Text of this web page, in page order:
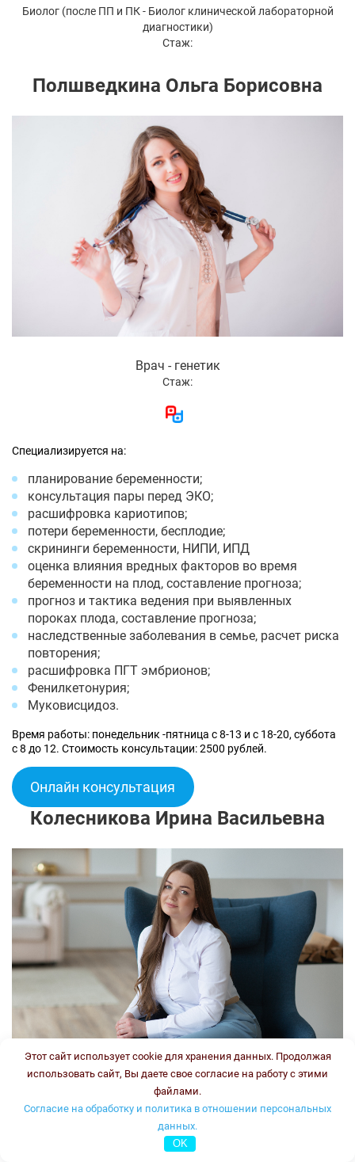
Биолог (после ПП и ПК - Биолог клинической лабораторной
диагностики)
Стаж:
Полшведкина Ольга Борисовна
Врач - генетик
Стаж:
Специализируется на:
планирование беременности;
консультация пары перед ЭКО;
расшифровка кариотипов;
потери беременности, бесплодие;
скрининги беременности, НИПИ, ИПД
оценка влияния вредных факторов во время
беременности на плод, составление прогноза;
прогноз и тактика ведения при выявленных
пороках плода, составление прогноза;
наследственные заболевания в семье, расчет риска
повторения;
расшифровка ПГТ эмбрионов;
Фенилкетонурия;
Муковисцидоз.
Время работы: понедельник -пятница с 8-13 и с 18-20, суббота
с 8 до 12. Стоимость консультации: 2500 рублей.
Онлайн консультация
Колесникова Ирина Васильевна
Врач-генетик, врач клинической лабораторной
диагностики
Стаж:
Этот сайт использует cookie для хранения данных. Продолжая
использовать сайт, Вы даете свое согласие на работу с этими
файлами.
Согласие на обработку и политика в отношении персональных
данных.
OK